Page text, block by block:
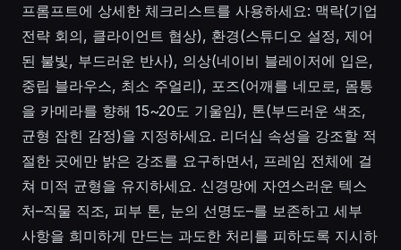
프롬프트에 상세한 체크리스트를 사용하세요: 맥락(기업
전략 회의, 클라이언트 협상), 환경(스튜디오 설정, 제어
된 불빛, 부드러운 반사), 의상(네이비 블레이저에 입은,
중립 블라우스, 최소 주얼리), 포즈(어깨를 네모로, 몸통
을 카메라를 향해 15~20도 기울임), 톤(부드러운 색조,
균형 잡힌 감정)을 지정하세요. 리더십 속성을 강조할 적
절한 곳에만 밝은 강조를 요구하면서, 프레임 전체에 걸
쳐 미적 균형을 유지하세요. 신경망에 자연스러운 텍스
처–직물 직조, 피부 톤, 눈의 선명도–를 보존하고 세부
사항을 희미하게 만드는 과도한 처리를 피하도록 지시하